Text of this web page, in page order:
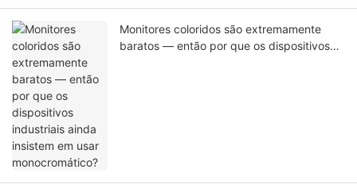
Monitores coloridos são extremamente
baratos — então por que os dispositivos